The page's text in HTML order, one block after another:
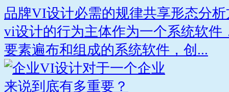
品牌VI设计必需的规律共享形态分
vi设计的行为主体作为一个系统软件
要素遍布和组成的系统软件，创...